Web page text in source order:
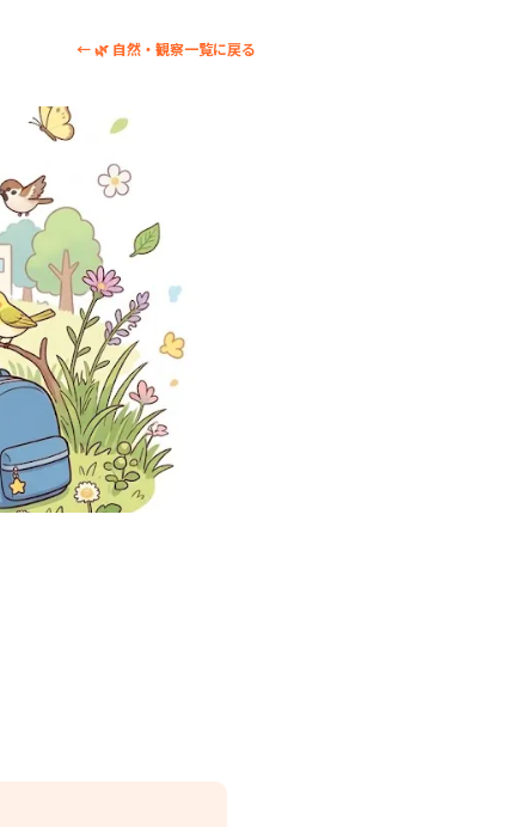
← 🌿 自然・観察一覧に戻る